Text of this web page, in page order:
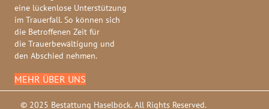
eine lückenlose Unterstützung
im Trauerfall. So können sich
die Betroffenen Zeit für
die Trauerbewältigung und
den Abschied nehmen.
MEHR ÜBER UNS
© 2025 Bestattung Haselböck. All Rights Reserved.